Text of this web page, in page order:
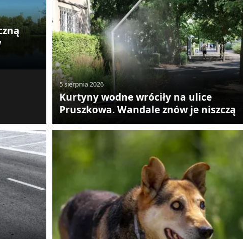
5 sierpnia 2026
Kurtyny wodne wróciły na ulice
Pruszkowa. Wandale znów je niszczą